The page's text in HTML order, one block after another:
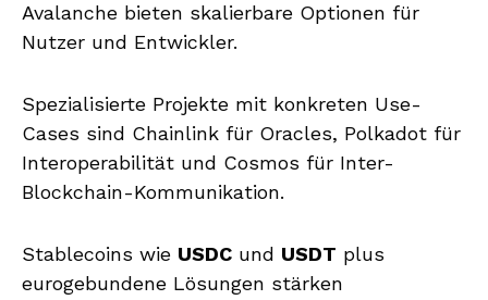
Avalanche bieten skalierbare Optionen für
Nutzer und Entwickler.
Spezialisierte Projekte mit konkreten Use-
Cases sind Chainlink für Oracles, Polkadot für
Interoperabilität und Cosmos für Inter-
Blockchain-Kommunikation.
Stablecoins wie USDC und USDT plus
eurogebundene Lösungen stärken